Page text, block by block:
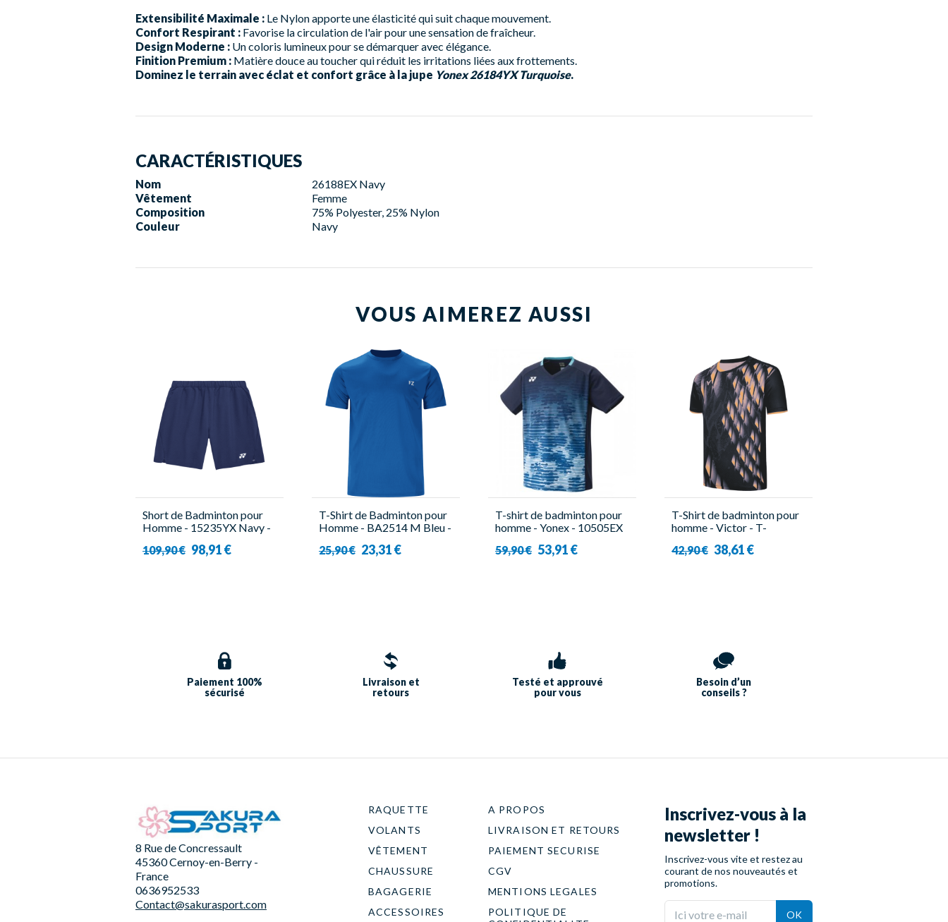
Extensibilité Maximale : Le Nylon apporte une élasticité qui suit chaque mouvement.
Confort Respirant : Favorise la circulation de l'air pour une sensation de fraîcheur.
Design Moderne : Un coloris lumineux pour se démarquer avec élégance.
Finition Premium : Matière douce au toucher qui réduit les irritations liées aux frottements.
Dominez le terrain avec éclat et confort grâce à la jupe Yonex 26184YX Turquoise.
CARACTÉRISTIQUES
Nom
26188EX Navy
Vêtement
Femme
Composition
75% Polyester, 25% Nylon
Couleur
Navy
VOUS AIMEREZ AUSSI
Short de Badminton pour
Homme - 15235YX Navy -
109,90 € 98,91 €
T-Shirt de Badminton pour
Homme - BA2514 M Bleu -
25,90 € 23,31 €
T-shirt de badminton pour
homme - Yonex - 10505EX
59,90 € 53,91 €
T-Shirt de badminton pour
homme - Victor - T-
42,90 € 38,61 €
Paiement 100%
sécurisé
Livraison et
retours
Testé et approuvé
pour vous
Besoin d’un
conseils ?
8 Rue de Concressault
45360 Cernoy-en-Berry -
France
0636952533
Contact@sakurasport.com
RAQUETTE
VOLANTS
VÊTEMENT
CHAUSSURE
BAGAGERIE
ACCESSOIRES
A PROPOS
LIVRAISON ET RETOURS
PAIEMENT SECURISE
CGV
MENTIONS LEGALES
POLITIQUE DE
Inscrivez-vous à la
newsletter !
Inscrivez-vous vite et restez au
courant de nos nouveautés et
promotions.